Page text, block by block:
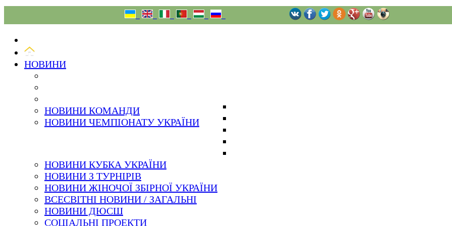
НОВИНИ
НОВИНИ КОМАНДИ
НОВИНИ ЧЕМПІОНАТУ УКРАЇНИ
НОВИНИ КУБКА УКРАЇНИ
НОВИНИ З ТУРНІРІВ
НОВИНИ ЖІНОЧОЇ ЗБІРНОЇ УКРАЇНИ
ВСЕСВІТНІ НОВИНИ / ЗАГАЛЬНІ
НОВИНИ ДЮСШ
СОЦІАЛЬНІ ПРОЕКТИ